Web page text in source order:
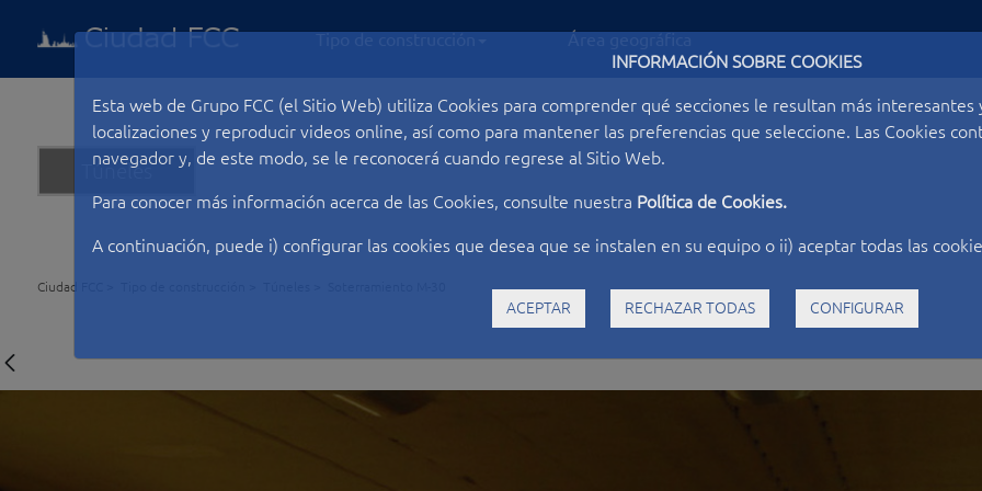
INFORMACIÓN SOBRE COOKIES
Esta web de Grupo FCC (el Sitio Web) utiliza Cookies para comprender qué secciones le resultan más
localizaciones y reproducir videos online, así como para mantener las preferencias que seleccione. Las Cookies
navegador y, de este modo, se le reconocerá cuando regrese al Sitio Web.
Para conocer más información acerca de las Cookies, consulte nuestra Política de Cookies.
A continuación, puede i) configurar las cookies que desea que se instalen en su equipo o ii) aceptar todas las
ACEPTAR RECHAZAR TODAS CONFIGURAR
Túneles
Ciudad FCC